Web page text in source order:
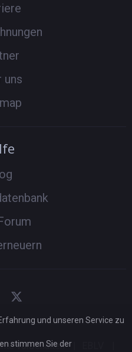
uns
vorbehalten
und unseren Service zu
stimmen Sie der